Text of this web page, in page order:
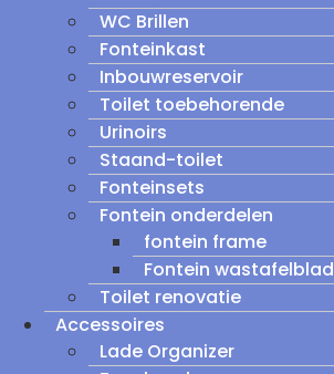
WC Brillen
Fonteinkast
Inbouwreservoir
Toilet toebehorende
Urinoirs
Staand-toilet
Fonteinsets
Fontein onderdelen
fontein frame
Fontein wastafelblad
Toilet renovatie
Accessoires
Lade Organizer